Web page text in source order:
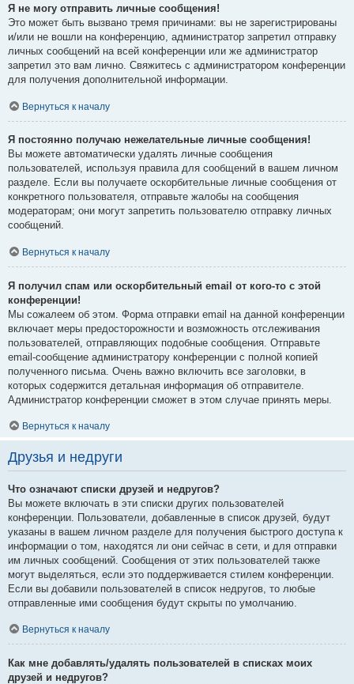
Я не могу отправить личные сообщения!
Это может быть вызвано тремя причинами: вы не зарегистрированы
и/или не вошли на конференцию, администратор запретил отправку
личных сообщений на всей конференции или же администратор
запретил это вам лично. Свяжитесь с администратором конференции
для получения дополнительной информации.
Вернуться к началу
Я постоянно получаю нежелательные личные сообщения!
Вы можете автоматически удалять личные сообщения
пользователей, используя правила для сообщений в вашем личном
разделе. Если вы получаете оскорбительные личные сообщения от
конкретного пользователя, отправьте жалобы на сообщения
модераторам; они могут запретить пользователю отправку личных
сообщений.
Вернуться к началу
Я получил спам или оскорбительный email от кого-то с этой
конференции!
Мы сожалеем об этом. Форма отправки email на данной конференции
включает меры предосторожности и возможность отслеживания
пользователей, отправляющих подобные сообщения. Отправьте
email-сообщение администратору конференции с полной копией
полученного письма. Очень важно включить все заголовки, в
которых содержится детальная информация об отправителе.
Администратор конференции сможет в этом случае принять меры.
Вернуться к началу
Друзья и недруги
Что означают списки друзей и недругов?
Вы можете включать в эти списки других пользователей
конференции. Пользователи, добавленные в список друзей, будут
указаны в вашем личном разделе для получения быстрого доступа к
информации о том, находятся ли они сейчас в сети, и для отправки
им личных сообщений. Сообщения от этих пользователей также
могут выделяться, если это поддерживается стилем конференции.
Если вы добавили пользователей в список недругов, то любые
отправленные ими сообщения будут скрыты по умолчанию.
Вернуться к началу
Как мне добавлять/удалять пользователей в списках моих
друзей и недругов?